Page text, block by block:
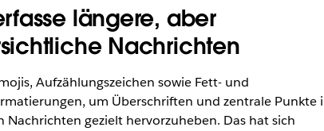
längere, aber
Nachrichten
Aufzählungszeichen sowie Fett- und
um Überschriften und zentrale Punkte
Nachrichten gezielt hervorzuheben. Das hat sich